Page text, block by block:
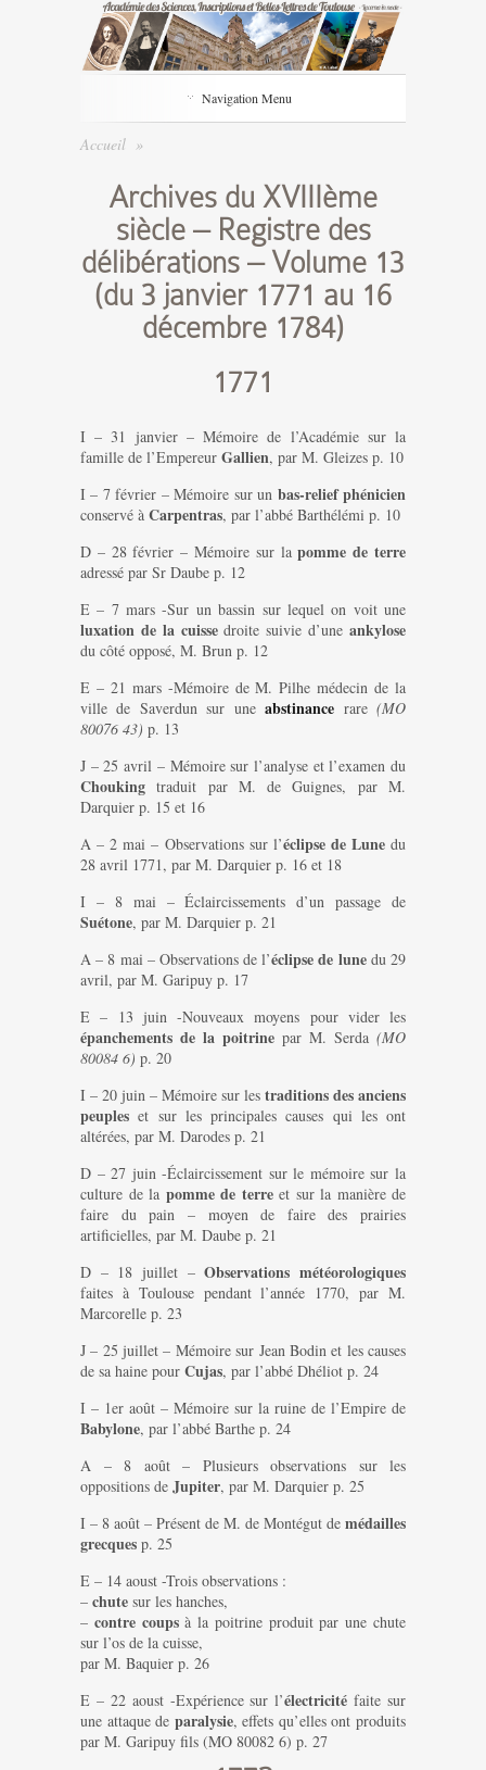
Navigation Menu
Accueil »
Archives du XVIIIème
siècle – Registre des
délibérations – Volume 13
(du 3 janvier 1771 au 16
décembre 1784)
1771
I – 31 janvier – Mémoire de l’Académie sur la
famille de l’Empereur Gallien, par M. Gleizes p. 10
I – 7 février – Mémoire sur un bas-relief phénicien
conservé à Carpentras, par l’abbé Barthélémi p. 10
D – 28 février – Mémoire sur lapomme de terre
adressé par Sr Daube p. 12
E – 7 mars -Sur un bassin sur lequel on voit une
luxation de la cuissedroite suivie d’uneankylose
du côté opposé, M. Brun p. 12
E – 21 mars -Mémoire de M. Pilhe médecin de la
ville de Saverdun sur uneabstinance rare(MO
80076 43) p. 13
J – 25 avril – Mémoire sur l’analyse et l’examen du
Chouking traduit par M. de Guignes, par M.
Darquier p. 15 et 16
A – 2 mai – Observations sur l’éclipse de Lunedu
28 avril 1771, par M. Darquier p. 16 et 18
I – 8 mai – Éclaircissements d’un passage de
Suétone, par M. Darquier p. 21
A – 8 mai – Observations de l’éclipse de lunedu 29
avril, par M. Garipuy p. 17
E – 13 juin -Nouveaux moyens pour vider les
épanchements de la poitrine par M. Serda (MO
80084 6) p. 20
I – 20 juin – Mémoire sur les traditions des anciens
peuples et sur les principales causes qui les ont
altérées, par M. Darodes p. 21
D – 27 juin -Éclaircissement sur le mémoire sur la
culture de la pomme de terreet sur la manière de
faire du pain – moyen de faire des prairies
artificielles, par M. Daube p. 21
D – 18 juillet –Observations météorologiques
faites à Toulouse pendant l’année 1770, par M.
Marcorelle p. 23
J – 25 juillet – Mémoire sur Jean Bodin et les causes
de sa haine pour Cujas, par l’abbé Dhéliot p. 24
I – 1er août – Mémoire sur la ruine de l’Empire de
Babylone, par l’abbé Barthe p. 24
A – 8 août – Plusieurs observations sur les
oppositions de Jupiter, par M. Darquier p. 25
I – 8 août – Présent de M. de Montégut de médailles
grecques p. 25
E – 14 aoust -Trois observations :
– chute sur les hanches,
– contre coupsà la poitrine produit par une chute
sur l’os de la cuisse,
par M. Baquier p. 26
E – 22 aoust -Expérience sur l’électricité faite sur
une attaque de paralysie, effets qu’elles ont produits
par M. Garipuy fils (MO 80082 6) p. 27